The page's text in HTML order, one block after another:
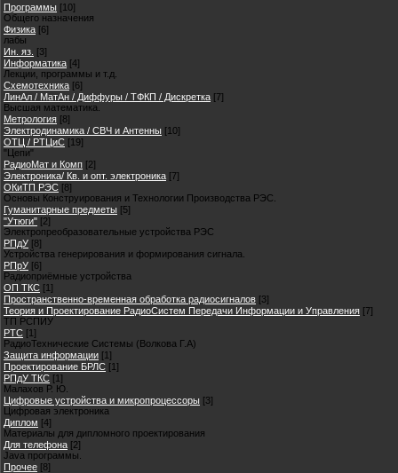
Программы [10]
Общего назначения
Физика [6]
лабы
Ин. яз. [3]
Информатика [4]
Лекции, программы и т.д.
Схемотехника [6]
ЛинАл / МатАн / Диффуры / ТФКП / Дискретка [7]
Высшая математика.
Метрология [8]
Электродинамика / СВЧ и Антенны [10]
ОТЦ / РТЦиС [19]
"Цепи"
РадиоМат и Комп [2]
Электроника/ Кв. и опт. электроника [7]
ОКиТП РЭС [8]
Основы Конструирования и Технологии Производства РЭС.
Гуманитарные предметы [5]
"Утюги" [2]
Электропреобразовательные устройства РЭС
РПдУ [8]
Устройства генерирования и формирования сигнала.
РПрУ [6]
Радиоприёмные устройства
ОП ТКС [1]
Пространственно-временная обработка радиосигналов [3]
Теория и Проектирование РадиоСистем Передачи Информации и Управления [7]
ТП РСПИУ
РТС [1]
РадиоТехнические Системы (Волкова Г.А)
Защита информации [1]
Проектирование БРЛС [1]
РПдУ ТКС [1]
Малахов Р. Ю.
Цифровые устройства и микропроцессоры [3]
Цифровая электроника
Диплом [4]
Материалы для дипломного проектирования
Для телефона [2]
Java программы.
Прочее [8]